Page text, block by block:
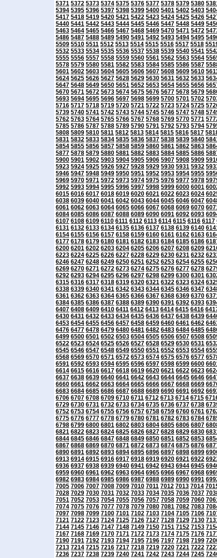
5371 5372 5373 5374 5375 5376 5377 5378 5379 5380
5394 5395 5396 5397 5398 5399 5400 5401 5402 5403
5417 5418 5419 5420 5421 5422 5423 5424 5425 5426
5440 5441 5442 5443 5444 5445 5446 5447 5448 5449
5463 5464 5465 5466 5467 5468 5469 5470 5471 5472
5486 5487 5488 5489 5490 5491 5492 5493 5494 5495
5509 5510 5511 5512 5513 5514 5515 5516 5517 5518
5532 5533 5534 5535 5536 5537 5538 5539 5540 5541
5555 5556 5557 5558 5559 5560 5561 5562 5563 5564
5578 5579 5580 5581 5582 5583 5584 5585 5586 5587
5601 5602 5603 5604 5605 5606 5607 5608 5609 5610
5624 5625 5626 5627 5628 5629 5630 5631 5632 5633
5647 5648 5649 5650 5651 5652 5653 5654 5655 5656
5670 5671 5672 5673 5674 5675 5676 5677 5678 5679
5693 5694 5695 5696 5697 5698 5699 5700 5701 5702
5716 5717 5718 5719 5720 5721 5722 5723 5724 5725
5739 5740 5741 5742 5743 5744 5745 5746 5747 5748
5762 5763 5764 5765 5766 5767 5768 5769 5770 5771
5785 5786 5787 5788 5789 5790 5791 5792 5793 5794
5808 5809 5810 5811 5812 5813 5814 5815 5816 5817
5831 5832 5833 5834 5835 5836 5837 5838 5839 5840
5854 5855 5856 5857 5858 5859 5860 5861 5862 5863
5877 5878 5879 5880 5881 5882 5883 5884 5885 5886
5900 5901 5902 5903 5904 5905 5906 5907 5908 5909
5923 5924 5925 5926 5927 5928 5929 5930 5931 5932
5946 5947 5948 5949 5950 5951 5952 5953 5954 5955
5969 5970 5971 5972 5973 5974 5975 5976 5977 5978
5992 5993 5994 5995 5996 5997 5998 5999 6000 6001
6015 6016 6017 6018 6019 6020 6021 6022 6023 6024
6038 6039 6040 6041 6042 6043 6044 6045 6046 6047
6061 6062 6063 6064 6065 6066 6067 6068 6069 6070
6084 6085 6086 6087 6088 6089 6090 6091 6092 6093
6107 6108 6109 6110 6111 6112 6113 6114 6115 6116 6117
6131 6132 6133 6134 6135 6136 6137 6138 6139 6140
6154 6155 6156 6157 6158 6159 6160 6161 6162 6163
6177 6178 6179 6180 6181 6182 6183 6184 6185 6186
6200 6201 6202 6203 6204 6205 6206 6207 6208 6209
6223 6224 6225 6226 6227 6228 6229 6230 6231 6232
6246 6247 6248 6249 6250 6251 6252 6253 6254 6255
6269 6270 6271 6272 6273 6274 6275 6276 6277 6278
6292 6293 6294 6295 6296 6297 6298 6299 6300 6301
6315 6316 6317 6318 6319 6320 6321 6322 6323 6324
6338 6339 6340 6341 6342 6343 6344 6345 6346 6347
6361 6362 6363 6364 6365 6366 6367 6368 6369 6370
6384 6385 6386 6387 6388 6389 6390 6391 6392 6393
6407 6408 6409 6410 6411 6412 6413 6414 6415 6416
6430 6431 6432 6433 6434 6435 6436 6437 6438 6439
6453 6454 6455 6456 6457 6458 6459 6460 6461 6462
6476 6477 6478 6479 6480 6481 6482 6483 6484 6485
6499 6500 6501 6502 6503 6504 6505 6506 6507 6508
6522 6523 6524 6525 6526 6527 6528 6529 6530 6531
6545 6546 6547 6548 6549 6550 6551 6552 6553 6554
6568 6569 6570 6571 6572 6573 6574 6575 6576 6577
6591 6592 6593 6594 6595 6596 6597 6598 6599 6600
6614 6615 6616 6617 6618 6619 6620 6621 6622 6623
6637 6638 6639 6640 6641 6642 6643 6644 6645 6646
6660 6661 6662 6663 6664 6665 6666 6667 6668 6669
6683 6684 6685 6686 6687 6688 6689 6690 6691 6692
6706 6707 6708 6709 6710 6711 6712 6713 6714 6715
6729 6730 6731 6732 6733 6734 6735 6736 6737 6738
6752 6753 6754 6755 6756 6757 6758 6759 6760 6761
6775 6776 6777 6778 6779 6780 6781 6782 6783 6784
6798 6799 6800 6801 6802 6803 6804 6805 6806 6807
6821 6822 6823 6824 6825 6826 6827 6828 6829 6830
6844 6845 6846 6847 6848 6849 6850 6851 6852 6853
6867 6868 6869 6870 6871 6872 6873 6874 6875 6876
6890 6891 6892 6893 6894 6895 6896 6897 6898 6899
6913 6914 6915 6916 6917 6918 6919 6920 6921 6922
6936 6937 6938 6939 6940 6941 6942 6943 6944 6945
6959 6960 6961 6962 6963 6964 6965 6966 6967 6968
6982 6983 6984 6985 6986 6987 6988 6989 6990 6991
7005 7006 7007 7008 7009 7010 7011 7012 7013 7014
7028 7029 7030 7031 7032 7033 7034 7035 7036 7037
7051 7052 7053 7054 7055 7056 7057 7058 7059 7060
7074 7075 7076 7077 7078 7079 7080 7081 7082 7083
7097 7098 7099 7100 7101 7102 7103 7104 7105 7106
7121 7122 7123 7124 7125 7126 7127 7128 7129 7130
7144 7145 7146 7147 7148 7149 7150 7151 7152 7153
7167 7168 7169 7170 7171 7172 7173 7174 7175 7176
7190 7191 7192 7193 7194 7195 7196 7197 7198 7199
7213 7214 7215 7216 7217 7218 7219 7220 7221 7222
7236 7237 7238 7239 7240 7241 7242 7243 7244 7245